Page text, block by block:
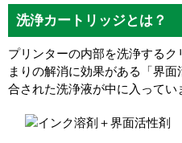
洗浄カートリッジとは？
プリンターの内部を洗浄する
まりの解消に効果がある「界
合された洗浄液が中に入ってい